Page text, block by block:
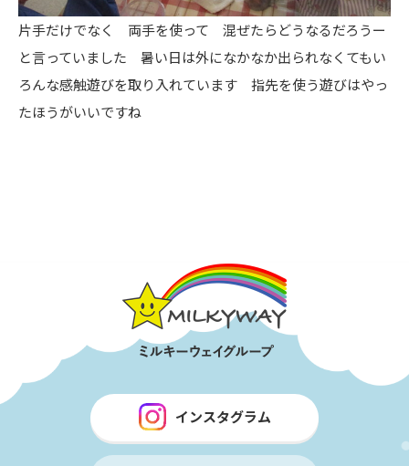
片手だけでなく 両手を使って 混ぜたらどうなるだろうー
と言っていました 暑い日は外になかなか出られなくてもい
ろんな感触遊びを取り入れています 指先を使う遊びはやっ
たほうがいいですね
インスタグラム